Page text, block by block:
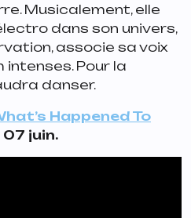
Musicalement, elle
dans son univers,
, associe sa voix
intenses. Pour la
danser.
Happened To
07 juin.